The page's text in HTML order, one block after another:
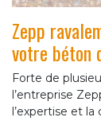
Zepp
votre béton
Forte de
l’entreprise
l’expertise et